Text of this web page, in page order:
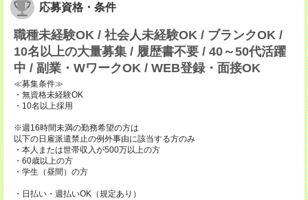
応募資格・条件
職種未経験OK / 社会人未経験OK / ブランクOK /
10名以上の大量募集 / 履歴書不要 / 40～50代活躍
中 / 副業・WワークOK / WEB登録・面接OK
≪募集条件≫
・無資格未経験OK
・10名以上採用
※週16時間未満の勤務希望の方は
以下の日雇派遣禁止の例外事由に該当する方のみ
・本人または世帯収入が500万以上の方
・60歳以上の方
・学生（昼間）の方
・日払い・週払いOK（規定あり）